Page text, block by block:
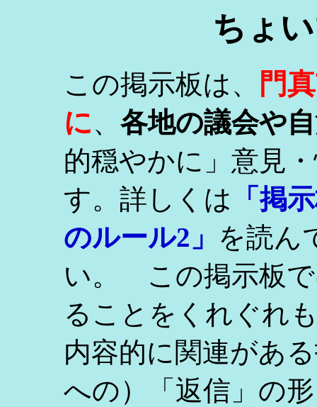
ちょ
この掲示板は、
門
に、 各地の議会や
的穏やかに」意見
す。詳しくは
「掲
のルール2」 を読ん
い。 この掲示板で
ることをくれぐれ
内容的に関連があ
への）「返信」の